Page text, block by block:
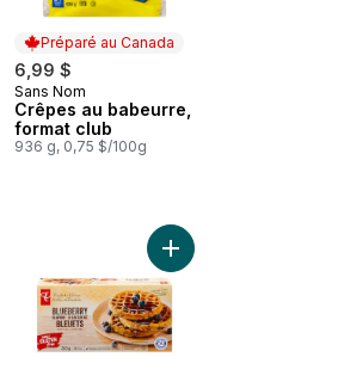
Préparé au Canada
6,99 $
Préparé au Canada
Sans Nom
Crêpes au babeurre,
format club
936 g, 0,75 $/100g
aux brisures de chocolat au panier
Gaufres nature au panierAjouter Gaufres sans